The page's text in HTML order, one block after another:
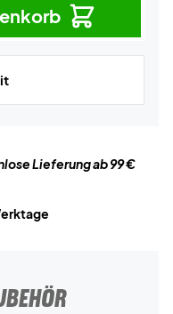
Lieferung ab 99 €